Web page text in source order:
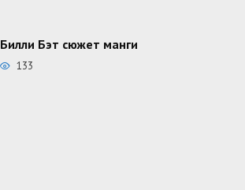
Билли Бэт сюжет манги
133